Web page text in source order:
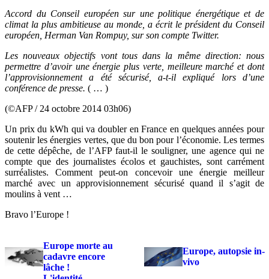
Accord du Conseil européen sur une politique énergétique et de
climat la plus ambitieuse au monde, a écrit le président du Conseil
européen, Herman Van Rompuy, sur son compte Twitter.
Les nouveaux objectifs vont tous dans la même direction: nous
permettre d’avoir une énergie plus verte, meilleure marché et dont
l’approvisionnement a été sécurisé, a-t-il expliqué lors d’une
conférence de presse. ( … )
(©AFP / 24 octobre 2014 03h06)
Un prix du kWh qui va doubler en France en quelques années pour
soutenir les énergies vertes, que du bon pour l’économie. Les termes
de cette dépêche, de l’AFP faut-il le souligner, une agence qui ne
compte que des journalistes écolos et gauchistes, sont carrément
surréalistes. Comment peut-on concevoir une énergie meilleur
marché avec un approvisionnement sécurisé quand il s’agit de
moulins à vent …
Bravo l’Europe !
Europe morte au
cadavre encore
lâche !
Europe, autopsie in-
vivo